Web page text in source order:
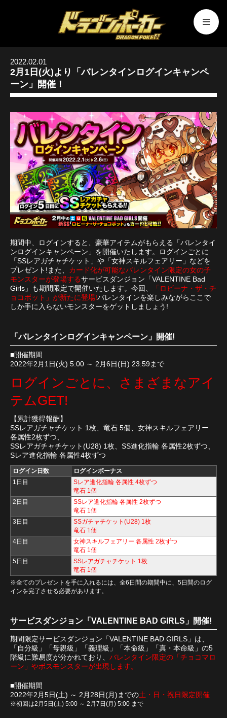
2022.02.01
2月1日(火)より「バレンタインログインキャンペ
ーン」開催！
期間中、ログインすると、豪華アイテムがもらえる「バレンタイ
ンログインキャンペーン」を開催いたします。ログインごとに
「SSレアガチャチケット」や「女神スキルフェアリー」などを
プレゼント!また、 カード化が可能なバレンタイン限定の女の子
モンスターが登場するサービスダンジョン「VALENTINE Bad
Girls」も期間限定で開催いたします。今回、
「ロビーナ・ザ・チ
ョコボット」が新たに登場!バレンタインを楽しみながらここで
しか手に入らないモンスターをゲットしましょう!
「バレンタインログインキャンペーン」開催!
■開催期間
2022年2月1日(火) 5:00 ～ 2月6日(日) 23:59まで
ログインごとに、さまざまなアイ
テムGET!
【累計獲得報酬】
SSレアガチャチケット 1枚、竜石 5個、女神スキルフェアリー
各属性2枚ずつ、
SSレアガチャチケット(U28) 1枚、SS進化指輪 各属性2枚ずつ、
Sレア進化指輪 各属性4枚ずつ
ログイン日数
ログインボーナス
1日目
Sレア進化指輪 各属性 4枚ずつ
竜石 1個
2日目
SSレア進化指輪 各属性 2枚ずつ
竜石 1個
3日目
SSガチャチケット(U28) 1枚
竜石 1個
4日目
女神スキルフェアリー 各属性 2枚ずつ
竜石 1個
5日目
SSレアガチャチケット 1枚
竜石 1個
※全てのプレゼントを手に入れるには、全6日間の期間中に、5日間のログ
インを完了させる必要があります。
サービスダンジョン「VALENTINE BAD GIRLS」開催!
期間限定サービスダンジョン「VALENTINE BAD GIRLS」は、
「自分級」「母親級」「義理級」「本命級」「真・本命級」の5
階級に難易度が分かれており、 バレンタイン限定の「チョコマロ
ーン」やボスモンスターが出現します。
■開催期間
2022年2月5日(土) ～ 2月28日(月)までの土・日・祝日限定開催
※初回は2月5日(土) 5:00 ～ 2月7日(月) 5:00 まで